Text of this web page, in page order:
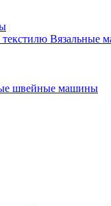
Вязальные
швейные машины